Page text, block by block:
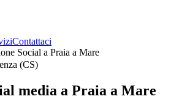
Contattaci
Social a Praia a Mare
(CS)
media a Praia a Mare